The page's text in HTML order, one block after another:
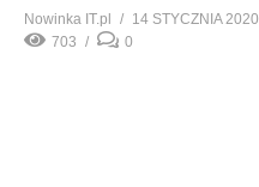
Nowinka IT.pl
14 STYCZNIA 2020
703
0